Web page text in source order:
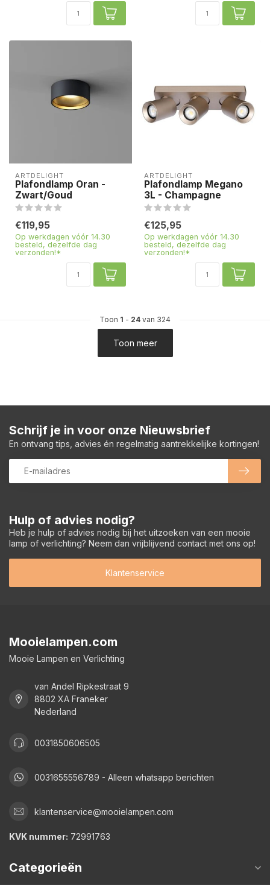
ARTDELIGHT
Plafondlamp Oran -
Zwart/Goud
€119,95
Op werkdagen vóór 14.30
besteld, dezelfde dag
verzonden!*
ARTDELIGHT
Plafondlamp Megano
3L - Champagne
€125,95
Op werkdagen vóór 14.30
besteld, dezelfde dag
verzonden!*
Toon 1 - 24 van 324
Toon meer
Hulp of advies nodig?
Heb je hulp of advies nodig bij het uitzoeken van een mooie
lamp of verlichting? Neem dan vrijblijvend contact met ons op!
Klantenservice
Schrijf je in voor onze Nieuwsbrief
En ontvang tips, advies én regelmatig aantrekkelijke kortingen!
Mooielampen.com
Mooie Lampen en Verlichting
van Andel Ripkestraat 9
8802 XA Franeker
Nederland
0031850606505
0031655556789 - Alleen whatsapp berichten
klantenservice@mooielampen.com
KVK nummer: 72991763
Categorieën